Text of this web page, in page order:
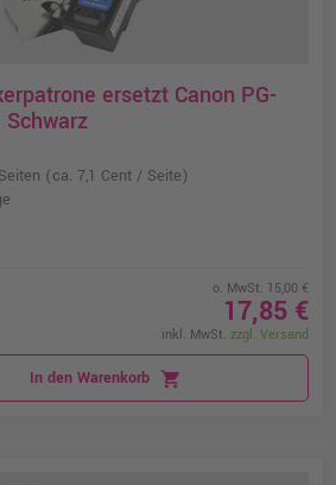
ersetzt Canon PG-
Schwarz
(ca. 7,1 Cent / Seite)
o. MwSt. 15,00 €
17,85 €
inkl. MwSt. zzgl. Versand
In den Warenkorb shopping_cart